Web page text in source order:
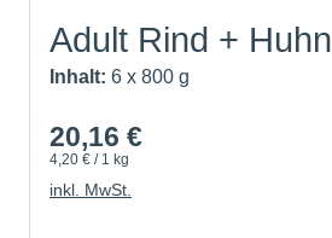
Adult Rind + Huhn
Inhalt: 6 x 800 g
20,16 €
4,20 € / 1 kg
inkl. MwSt.